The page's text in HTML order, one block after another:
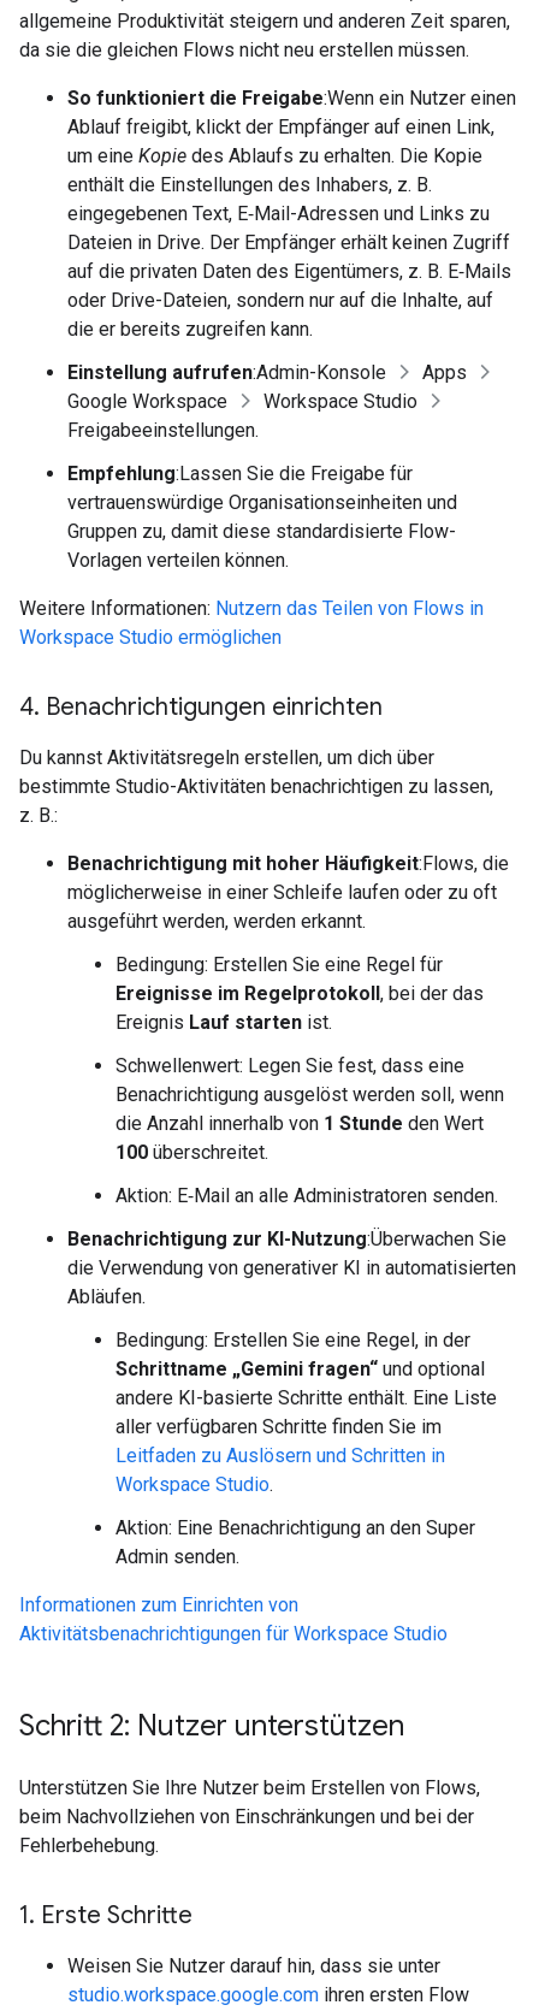
allgemeine Produktivität steigern und anderen Zeit sparen,
da sie die gleichen Flows nicht neu erstellen müssen.
So funktioniert die Freigabe:Wenn ein Nutzer einen
Ablauf freigibt, klickt der Empfänger auf einen Link,
um eine Kopie des Ablaufs zu erhalten. Die Kopie
enthält die Einstellungen des Inhabers, z. B.
eingegebenen Text, E‑Mail-Adressen und Links zu
Dateien in Drive. Der Empfänger erhält keinen Zugriff
auf die privaten Daten des Eigentümers, z. B. E‑Mails
oder Drive-Dateien, sondern nur auf die Inhalte, auf
die er bereits zugreifen kann.
Einstellung aufrufen:Admin-Konsole
Apps
Google Workspace
Workspace Studio
Freigabeeinstellungen.
Empfehlung:Lassen Sie die Freigabe für
vertrauenswürdige Organisationseinheiten und
Gruppen zu, damit diese standardisierte Flow-
Vorlagen verteilen können.
Weitere Informationen: Nutzern das Teilen von Flows in
Workspace Studio ermöglichen
4. Benachrichtigungen einrichten
Du kannst Aktivitätsregeln erstellen, um dich über
bestimmte Studio-Aktivitäten benachrichtigen zu lassen,
z. B.:
Benachrichtigung mit hoher Häufigkeit:Flows, die
möglicherweise in einer Schleife laufen oder zu oft
ausgeführt werden, werden erkannt.
Bedingung: Erstellen Sie eine Regel für
Ereignisse im Regelprotokoll, bei der das
Ereignis Lauf starten ist.
Schwellenwert: Legen Sie fest, dass eine
Benachrichtigung ausgelöst werden soll, wenn
die Anzahl innerhalb von 1 Stunde den Wert
100 überschreitet.
Aktion: E‑Mail an alle Administratoren senden.
Benachrichtigung zur KI-Nutzung:Überwachen Sie
die Verwendung von generativer KI in automatisierten
Abläufen.
Bedingung: Erstellen Sie eine Regel, in der
Schrittname „Gemini fragen“ und optional
andere KI-basierte Schritte enthält. Eine Liste
aller verfügbaren Schritte finden Sie im
Leitfaden zu Auslösern und Schritten in
Workspace Studio.
Aktion: Eine Benachrichtigung an den Super
Admin senden.
Informationen zum Einrichten von
Aktivitätsbenachrichtigungen für Workspace Studio
Schritt 2: Nutzer unterstützen
Unterstützen Sie Ihre Nutzer beim Erstellen von Flows,
beim Nachvollziehen von Einschränkungen und bei der
Fehlerbehebung.
1. Erste Schritte
Weisen Sie Nutzer darauf hin, dass sie unter
studio.workspace.google.com ihren ersten Flow